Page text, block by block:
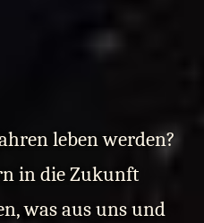
leben werden?
in die Zukunft
was aus uns und